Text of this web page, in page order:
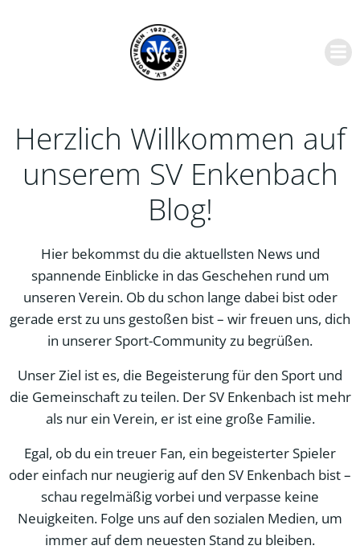
springen
Herzlich Willkommen auf
unserem SV Enkenbach
Blog!
Hier bekommst du die aktuellsten News und
spannende Einblicke in das Geschehen rund um
unseren Verein. Ob du schon lange dabei bist oder
gerade erst zu uns gestoßen bist – wir freuen uns, dich
in unserer Sport-Community zu begrüßen.
Unser Ziel ist es, die Begeisterung für den Sport und
die Gemeinschaft zu teilen. Der SV Enkenbach ist mehr
als nur ein Verein, er ist eine große Familie.
Egal, ob du ein treuer Fan, ein begeisterter Spieler
oder einfach nur neugierig auf den SV Enkenbach bist –
schau regelmäßig vorbei und verpasse keine
Neuigkeiten. Folge uns auf den sozialen Medien, um
immer auf dem neuesten Stand zu bleiben.